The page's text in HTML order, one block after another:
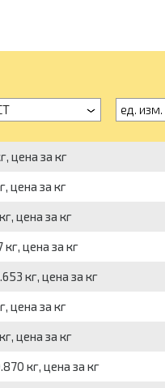
ед. изм.
цена за кг
цена за кг
цена за кг
цена за кг
кг, цена за кг
цена за кг
цена за кг
кг, цена за кг